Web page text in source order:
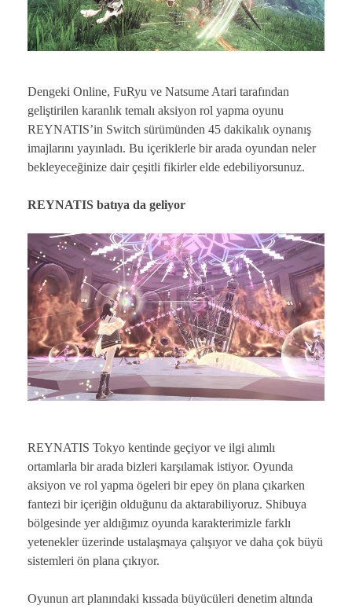
Dengeki Online, FuRyu ve Natsume Atari tarafından
geliştirilen karanlık temalı aksiyon rol yapma oyunu
REYNATIS’in Switch sürümünden 45 dakikalık oynanış
imajlarını yayınladı. Bu içeriklerle bir arada oyundan neler
bekleyeceğinize dair çeşitli fikirler elde edebiliyorsunuz.
REYNATIS batıya da geliyor
REYNATIS Tokyo kentinde geçiyor ve ilgi alımlı
ortamlarla bir arada bizleri karşılamak istiyor. Oyunda
aksiyon ve rol yapma ögeleri bir epey ön plana çıkarken
fantezi bir içeriğin olduğunu da aktarabiliyoruz. Shibuya
bölgesinde yer aldığımız oyunda karakterimizle farklı
yetenekler üzerinde ustalaşmaya çalışıyor ve daha çok büyü
sistemleri ön plana çıkıyor.
Oyunun art planındaki kıssada büyücüleri denetim altında